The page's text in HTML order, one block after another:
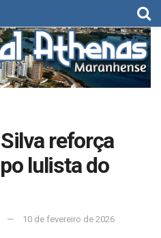
reforça
lulista do
10 de fevereiro de 2026